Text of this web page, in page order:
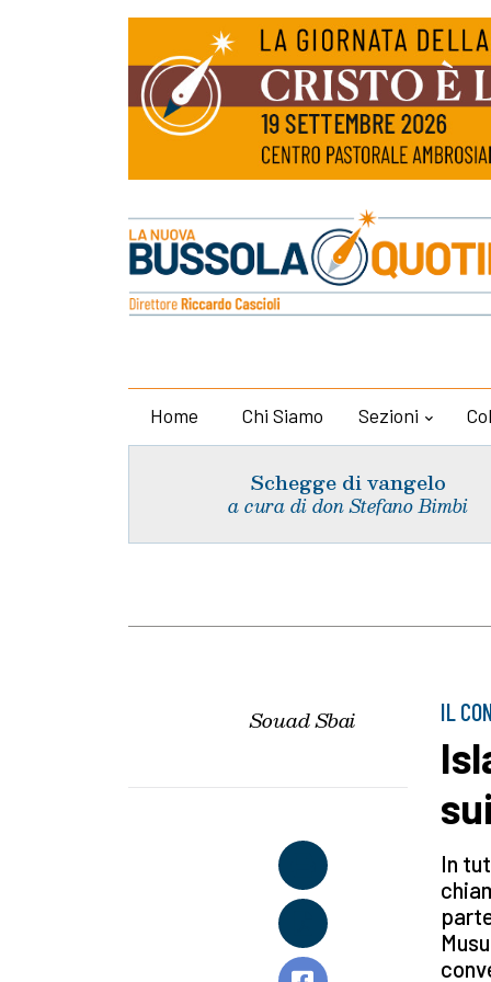
Home Chi Siamo Sezioni
Schegge di vangelo
a cura di don Stefano Bimbi
Souad Sbai IL
In